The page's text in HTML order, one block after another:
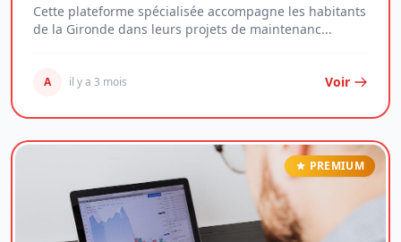
Cette plateforme spécialisée accompagne les habitants
de la Gironde dans leurs projets de maintenanc...
A il y a 3 mois Voir
PREMIUM